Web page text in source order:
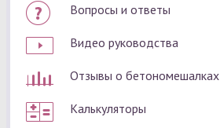
Вопросы и ответы
Видео руководства
Отзывы о бетономешалках
Калькуляторы